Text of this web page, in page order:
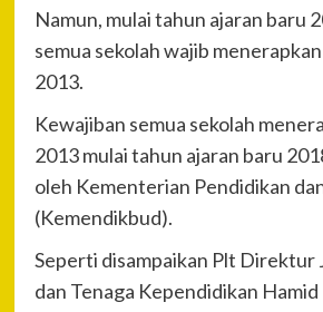
Namun, mulai tahun ajaran baru
semua sekolah wajib
2013.
Kewajiban semua sekolah
2013 mulai tahun ajaran baru
oleh Kementerian Pendidikan
(Kemendikbud).
Seperti disampaikan Plt Direktur
dan Tenaga Kependidikan